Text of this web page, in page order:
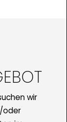
wir
oder